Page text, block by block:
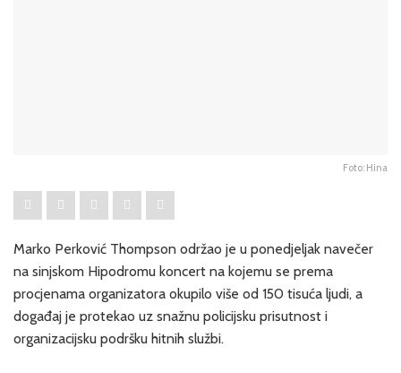
Foto: Hina
Marko Perković Thompson održao je u ponedjeljak navečer
na sinjskom Hipodromu koncert na kojemu se prema
procjenama organizatora okupilo više od 150 tisuća ljudi, a
događaj je protekao uz snažnu policijsku prisutnost i
organizacijsku podršku hitnih službi.